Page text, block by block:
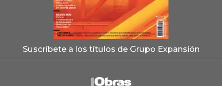
Suscríbete a los títulos de Grupo Expansión